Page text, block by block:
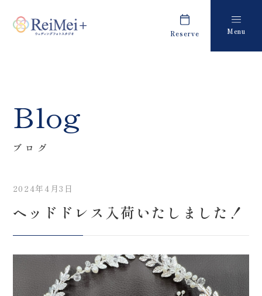
Reserve Menu
Costume
衣装
About us
Retouch
フォトレタッチ
Studio
スタジオ紹介
キャンペーン・お知らせ
Blog
ブログ
会社案内
Blog
ブログ
2024年4月3日
ヘッドドレス入荷いたしました！